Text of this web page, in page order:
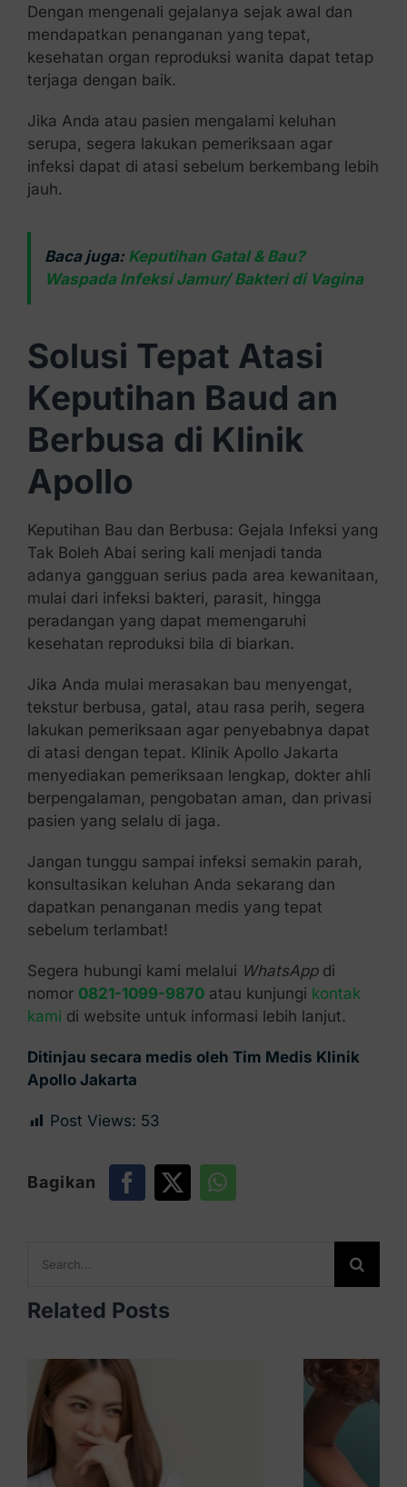
Dengan mengenali gejalanya sejak awal dan
mendapatkan penanganan yang tepat,
kesehatan organ reproduksi wanita dapat tetap
terjaga dengan baik.
Jika Anda atau pasien mengalami keluhan
serupa, segera lakukan pemeriksaan agar
infeksi dapat di atasi sebelum berkembang lebih
jauh.
Baca juga: Keputihan Gatal & Bau?
Waspada Infeksi Jamur/ Bakteri di Vagina
Solusi Tepat Atasi
Keputihan Baud an
Berbusa di Klinik
Apollo
Keputihan Bau dan Berbusa: Gejala Infeksi yang
Tak Boleh Abai sering kali menjadi tanda
adanya gangguan serius pada area kewanitaan,
mulai dari infeksi bakteri, parasit, hingga
peradangan yang dapat memengaruhi
kesehatan reproduksi bila di biarkan.
Jika Anda mulai merasakan bau menyengat,
tekstur berbusa, gatal, atau rasa perih, segera
lakukan pemeriksaan agar penyebabnya dapat
di atasi dengan tepat. Klinik Apollo Jakarta
menyediakan pemeriksaan lengkap, dokter ahli
berpengalaman, pengobatan aman, dan privasi
pasien yang selalu di jaga.
Jangan tunggu sampai infeksi semakin parah,
konsultasikan keluhan Anda sekarang dan
dapatkan penanganan medis yang tepat
sebelum terlambat!
Segera hubungi kami melalui WhatsAppdi
nomor 0821-1099-9870atau kunjungi kontak
kami di website untuk informasi lebih lanjut.
Ditinjau secara medis oleh Tim Medis Klinik
Apollo Jakarta
Post Views: 53
Bagikan
for:
Related Posts